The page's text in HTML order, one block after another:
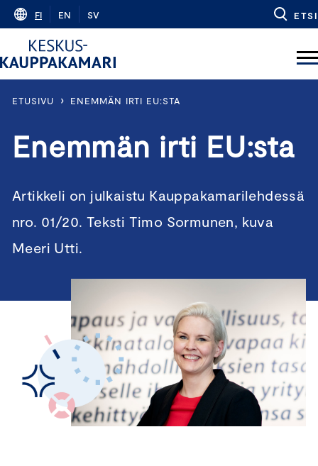
Skip
content
FI EN SV ETSI
ETUSIVU › ENEMMÄN IRTI EU:STA
Enemmän irti EU:sta
Artikkeli on julkaistu Kauppakamarilehdessä
nro. 01/20. Teksti Timo Sormunen, kuva
Meeri Utti.